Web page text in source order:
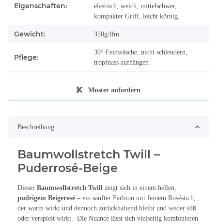
Eigenschaften:
elastisch, weich, mittelschwer,
kompakter Griff, leicht körnig.
Gewicht: 350g/lfm
Pflege:
30° Feinwäsche, nicht schleudern,
tropfnass aufhängen
Muster anfordern
Beschreibung
Baumwollstretch Twill –
Puderrosé-Beige
Dieser Baumwollstretch Twill zeigt sich in einem hellen,
pudrigem Beigerosé – ein sanfter Farbton mit feinem Roséstich,
der warm wirkt und dennoch zurückhaltend bleibt und weder süß
oder verspielt wirkt. Die Nuance lässt sich vielseitig kombinieren